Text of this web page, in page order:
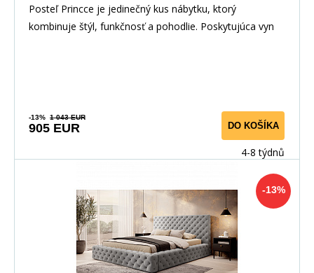
Posteľ Princce je jedinečný kus nábytku, ktorý
kombinuje štýl, funkčnosť a pohodlie. Poskytujúca vyn
-13% 1 043 EUR
905 EUR DO KOŠÍKA
4-8 týdnů
-13%